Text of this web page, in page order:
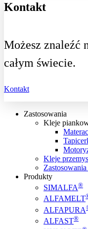
Kontakt
Możesz znaleźć
całym świecie.
Kontakt
Zastosowania
Kleje
Kleje
Produkty
SIMALFA®
ALFAMELT
ALFAPURA
ALFAST®